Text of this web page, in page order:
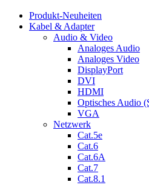
Produkt-Neuheiten
Kabel & Adapter
Audio & Video
Analoges Audio
Analoges Video
DisplayPort
DVI
HDMI
Optisches Audio
VGA
Netzwerk
Cat.5e
Cat.6
Cat.6A
Cat.7
Cat.8.1